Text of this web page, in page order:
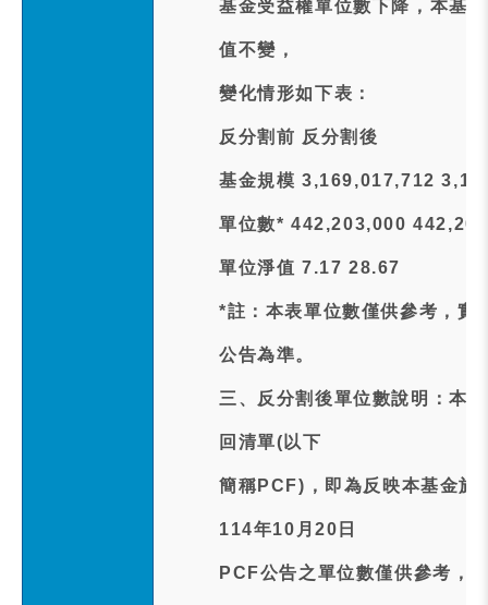
基金受益權單位數下降，本基
值不變，
變化情形如下表：
反分割前 反分割後
基金規模 3,169,017,712
單位數* 442,203,000
單位淨值 7.17 28.67
*註：本表單位數僅供參考，實
公告為準。
三、反分割後單位數說明：本
回清單(以下
簡稱PCF)，即為反映本基金於
114年10月20日
PCF公告之單位數僅供參考，